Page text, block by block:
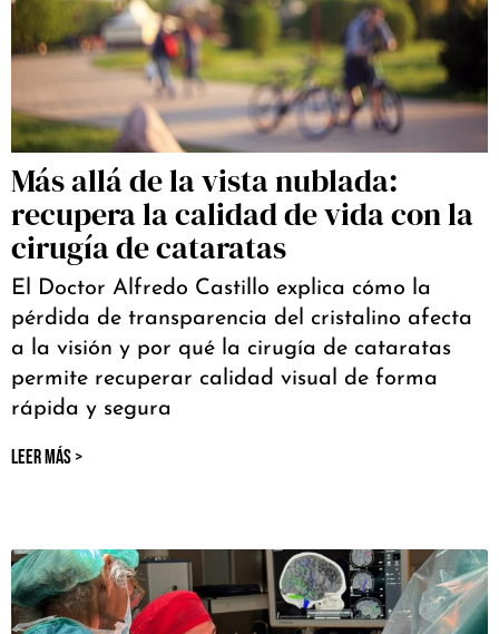
Más allá de la vista nublada:
recupera la calidad de vida con la
cirugía de cataratas
El Doctor Alfredo Castillo explica cómo la
pérdida de transparencia del cristalino afecta
a la visión y por qué la cirugía de cataratas
permite recuperar calidad visual de forma
rápida y segura
LEER MÁS >